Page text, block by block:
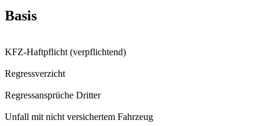
Basis
KFZ-Haftpflicht (verpflichtend)
Regressverzicht
Regressansprüche Dritter
Unfall mit nicht versichertem Fahrzeug